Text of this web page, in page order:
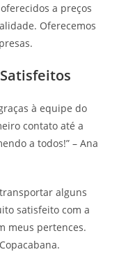
a preços
Oferecemos
à equipe do
contato até a
a todos!” – Ana
alguns
satisfeito com a
meus pertences.